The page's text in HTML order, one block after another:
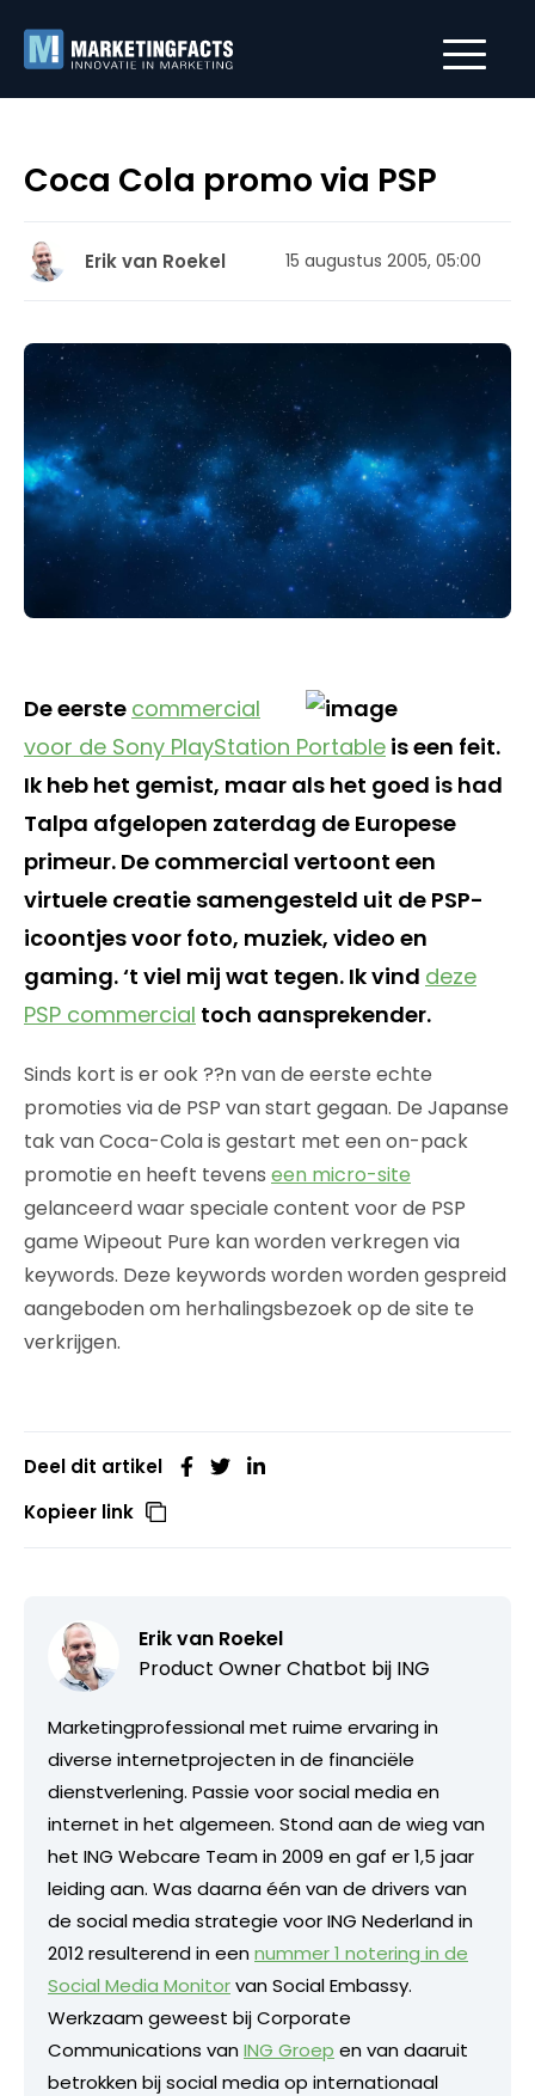
Coca Cola promo via PSP
Erik van Roekel 15 augustus 2005, 05:00
De eerste commercial
voor de Sony PlayStation Portable is een feit.
Ik heb het gemist, maar als het goed is had
Talpa afgelopen zaterdag de Europese
primeur. De commercial vertoont een
virtuele creatie samengesteld uit de PSP-
icoontjes voor foto, muziek, video en
gaming. ‘t viel mij wat tegen. Ik vind deze
PSP commercial toch aansprekender.
Sinds kort is er ook ??n van de eerste echte
promoties via de PSP van start gegaan. De Japanse
tak van Coca-Cola is gestart met een on-pack
promotie en heeft tevens een micro-site
gelanceerd waar speciale content voor de PSP
game Wipeout Pure kan worden verkregen via
keywords. Deze keywords worden worden gespreid
aangeboden om herhalingsbezoek op de site te
verkrijgen.
Deel dit artikel
Kopieer link
Erik van Roekel
Product Owner Chatbot bij ING
Marketingprofessional met ruime ervaring in
diverse internetprojecten in de financiële
dienstverlening. Passie voor social media en
internet in het algemeen. Stond aan de wieg van
het ING Webcare Team in 2009 en gaf er 1,5 jaar
leiding aan. Was daarna één van de drivers van
de social media strategie voor ING Nederland in
2012 resulterend in eennummer 1 notering in de
Social Media Monitorvan Social Embassy.
Werkzaam geweest bij Corporate
Communications vanING Groep en van daaruit
betrokken bij social media op internationaal